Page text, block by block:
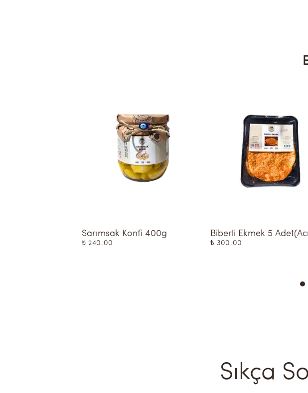
Sarımsak Konfi 400g
₺ 240.00
Biberli Ekmek 5
₺ 300.00
Sıkça